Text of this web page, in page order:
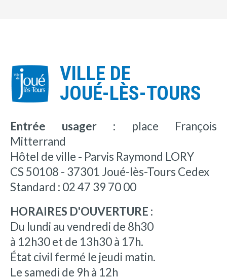
VILLE DE
JOUÉ-LÈS-TOURS
Entrée usager : place François
Mitterrand
Hôtel de ville - Parvis Raymond LORY
CS 50108 - 37301 Joué-lès-Tours Cedex
Standard : 02 47 39 70 00
HORAIRES D'OUVERTURE :
Du lundi au vendredi de 8h30
à 12h30 et de 13h30 à 17h.
État civil fermé le jeudi matin.
Le samedi de 9h à 12h